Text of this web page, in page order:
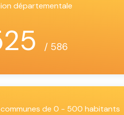
départementale
/ 586
de 0 - 500 habitants